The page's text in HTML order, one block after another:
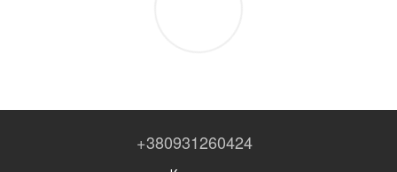
+380931260424